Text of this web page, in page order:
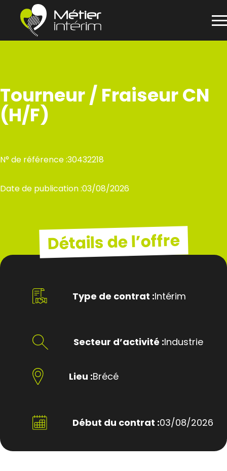
Tourneur / Fraiseur CN
(H/F)
N° de référence :30432218
Date de publication :03/08/2026
Détails de l’offre
Type de contrat :Intérim
Secteur d’activité :Industrie
Lieu :Brécé
Début du contrat :03/08/2026
Panneau de gestion des cookies